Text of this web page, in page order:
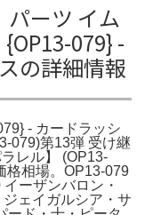
ーツ イム
079} -
の詳細情報
- カードラッシ
079)第13弾 受け継
レル】 (OP13-
格相場。OP13-079
ーザンバロン・
ェイガルシア・サ